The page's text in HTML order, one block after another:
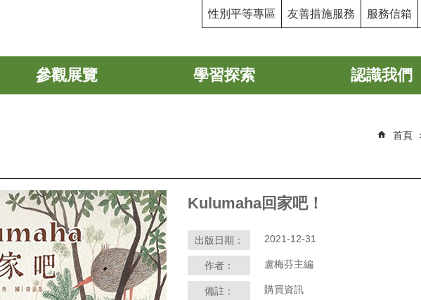
性別平等專區 友善措施服務 服務信箱
參觀展覽 學習探索 認識我們
首頁
Kulumaha回家吧！
出版日期： 2021-12-31
作者： 盧梅芬主編
備註：
購買資訊